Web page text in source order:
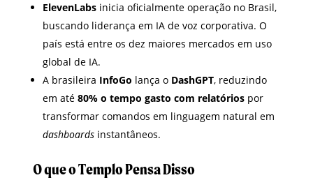
ElevenLabs inicia oficialmente operação no Brasil,
buscando liderança em IA de voz corporativa. O
país está entre os dez maiores mercados em uso
global de IA.
A brasileira InfoGo lança o DashGPT, reduzindo
em até80% o tempo gasto com relatórios por
transformar comandos em linguagem natural em
dashboards instantâneos.
O que o Templo Pensa Disso